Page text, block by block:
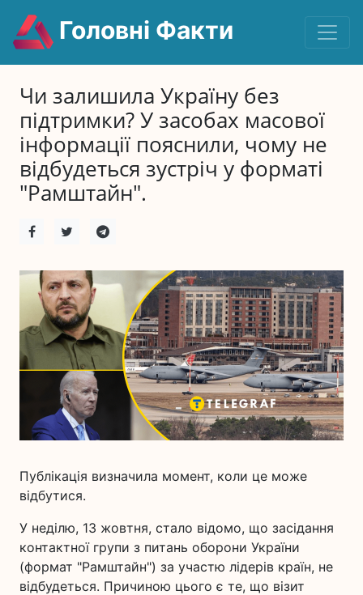
Головні Факти
Чи залишила Україну без
підтримки? У засобах масової
інформації пояснили, чому не
відбудеться зустріч у форматі
"Рамштайн".
Публікація визначила момент, коли це може
відбутися.
У неділю, 13 жовтня, стало відомо, що засідання
контактної групи з питань оборони України
(формат "Рамштайн") за участю лідерів країн, не
відбудеться. Причиною цього є те, що візит